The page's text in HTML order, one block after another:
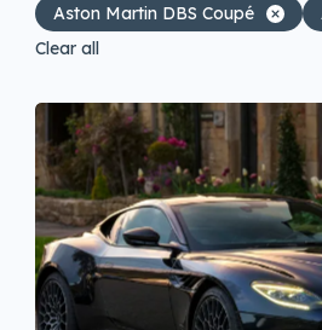
Aston Martin DBS Coupé
Clear all